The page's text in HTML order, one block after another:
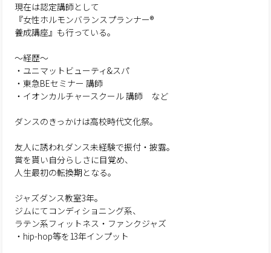
現在は認定講師として
『女性ホルモンバランスプランナー®︎
養成講座』も行っている。
〜経歴〜
・ユニマットビューティ&スパ
・東急BEセミナー 講師
・イオンカルチャースクール 講師 など
ダンスのきっかけは高校時代文化祭。
友人に誘われダンス未経験で振付・披露。
賞を貰い自分らしさに目覚め、
人生最初の転換期となる。
ジャズダンス教室3年。
ジムにてコンディショニング系、
ラテン系フィットネス・ファンクジャズ
・hip-hop等を13年インプット